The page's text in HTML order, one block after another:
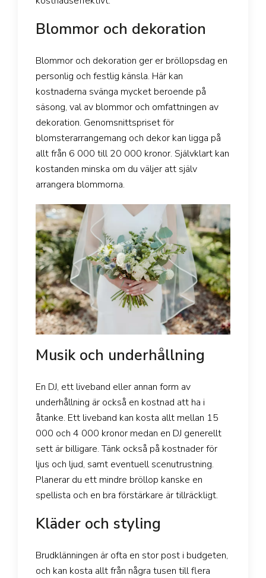
Blommor och dekoration
Blommor och dekoration ger er bröllopsdag en
personlig och festlig känsla. Här kan
kostnaderna svänga mycket beroende på
säsong, val av blommor och omfattningen av
dekoration. Genomsnittspriset för
blomsterarrangemang och dekor kan ligga på
allt från 6 000 till 20 000 kronor. Självklart kan
kostanden minska om du väljer att själv
arrangera blommorna.
Musik och underhållning
En DJ, ett liveband eller annan form av
underhållning är också en kostnad att ha i
åtanke. Ett liveband kan kosta allt mellan 15
000 och 4 000 kronor medan en DJ generellt
sett är billigare. Tänk också på kostnader för
ljus och ljud, samt eventuell scenutrustning.
Planerar du ett mindre bröllop kanske en
spellista och en bra förstärkare är tillräckligt.
Kläder och styling
Brudklänningen är ofta en stor post i budgeten,
och kan kosta allt från några tusen till flera